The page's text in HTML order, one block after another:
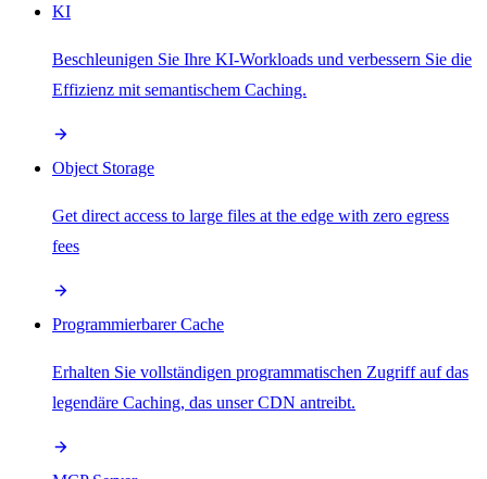
KI
Beschleunigen Sie Ihre KI-Workloads und verbessern Sie die
Effizienz mit semantischem Caching.
Object Storage
Get direct access to large files at the edge with zero egress
fees
Programmierbarer Cache
Erhalten Sie vollständigen programmatischen Zugriff auf das
legendäre Caching, das unser CDN antreibt.